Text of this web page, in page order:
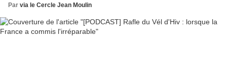
Par via le Cercle Jean Moulin